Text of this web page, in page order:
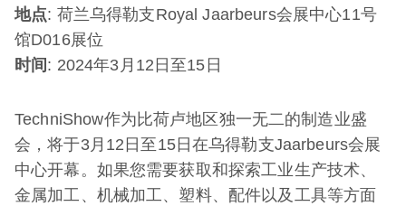
地点: 荷兰乌得勒支Royal Jaarbeurs会展中心11号
馆D016展位
时间 : 2024年3月12日至15日
TechniShow作为比荷卢地区独一无二的制造业盛
会，将于3月12日至15日在乌得勒支Jaarbeurs会展
中心开幕。如果您需要获取和探索工业生产技术、
金属加工、机械加工、塑料、配件以及工具等方面